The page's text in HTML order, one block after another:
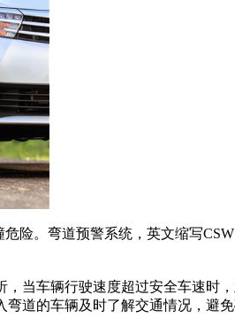
。弯道预警系统，英文缩写
当车辆行驶速度超过安全车速时
道的车辆及时了解交通情况，避免